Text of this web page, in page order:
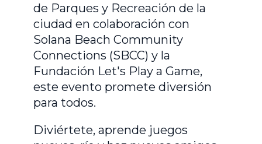
de Parques y Recreación de la
ciudad en colaboración con
Solana Beach Community
Connections (SBCC) y la
Fundación Let's Play a Game,
este evento promete diversión
para todos.
Diviértete, aprende juegos